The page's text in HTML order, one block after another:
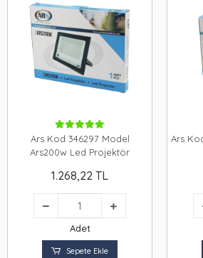
Ars Kod 346297 Model
Ars200w Led Projektör
1.268,22 TL
Adet
Sepete Ekle
Ars